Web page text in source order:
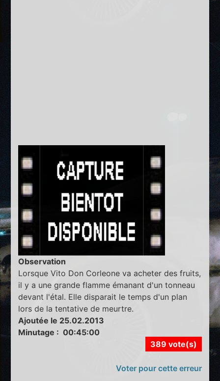
Observation
Lorsque Vito Don Corleone va acheter des fruits,
il y a une grande flamme émanant d'un tonneau
devant l'étal. Elle disparait le temps d'un plan
lors de la tentative de meurtre.
Ajoutée le 25.02.2013
Minutage : 00:45:00
389 vote(s)
Voter pour cette erreur